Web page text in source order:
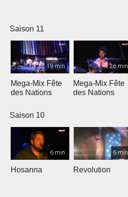
Saison 11
19 min
Mega-Mix Fête
des Nations
26 min
Mega-Mix Fête
des Nations
Saison 10
6 min
Hosanna
6 min
Revolution